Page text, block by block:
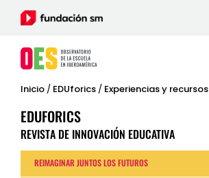
Inicio / EDUforics / Experiencias y recursos
EDUFORICS
REVISTA DE INNOVACIÓN EDUCATIVA
REIMAGINAR JUNTOS LOS FUTUROS